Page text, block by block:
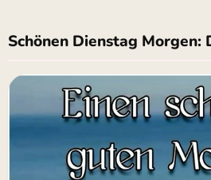
Schönen Dienstag Morgen: